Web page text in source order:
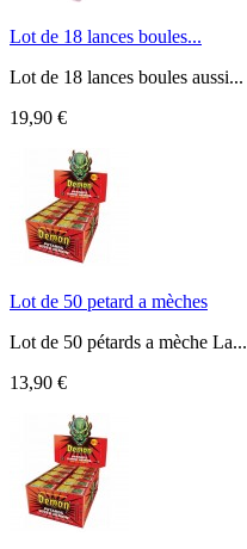
Lot de 18 lances boules...
Lot de 18 lances boules aussi...
19,90 €
Lot de 50 petard a mèches
Lot de 50 pétards a mèche La...
13,90 €